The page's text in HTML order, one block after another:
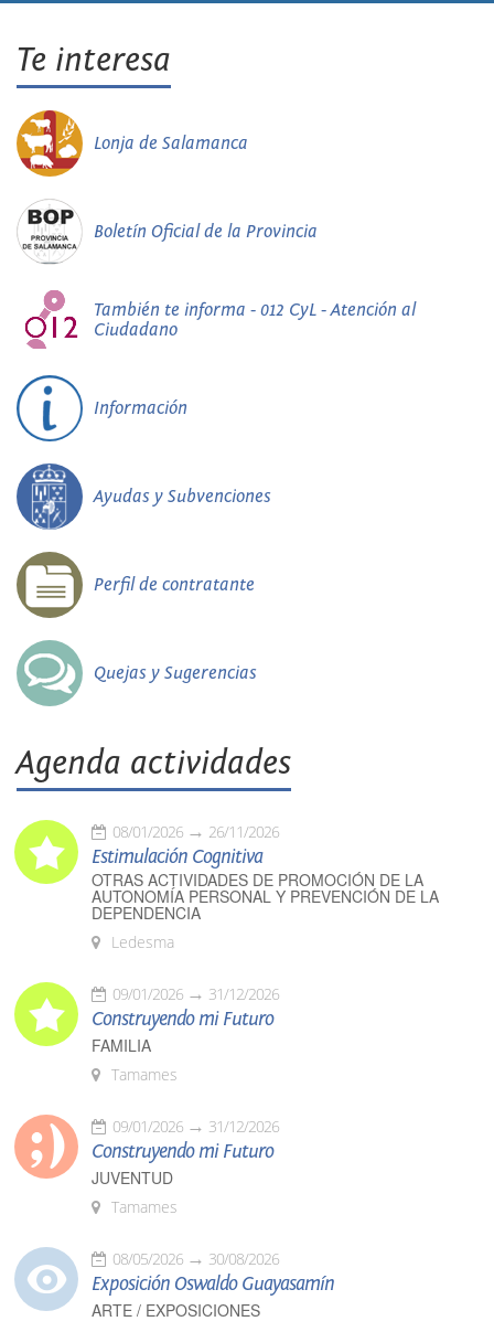
Te interesa
Lonja de Salamanca
Boletín Oficial de la Provincia
También te informa - 012 CyL - Atención al
Ciudadano
Información
Ayudas y Subvenciones
Perfil de contratante
Quejas y Sugerencias
Agenda actividades
08/01/2026 26/11/2026
Estimulación Cognitiva
OTRAS ACTIVIDADES DE PROMOCIÓN DE LA
AUTONOMÍA PERSONAL Y PREVENCIÓN DE LA
DEPENDENCIA
Ledesma
09/01/2026 31/12/2026
Construyendo mi Futuro
FAMILIA
Tamames
09/01/2026 31/12/2026
Construyendo mi Futuro
JUVENTUD
Tamames
08/05/2026 30/08/2026
Exposición Oswaldo Guayasamín
ARTE / EXPOSICIONES